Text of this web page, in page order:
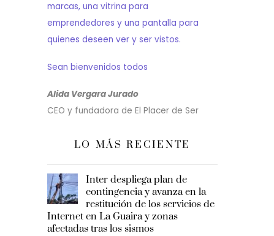
marcas, una vitrina para
emprendedores y una pantalla para
quienes deseen ver y ser vistos.
Sean bienvenidos todos
Alida Vergara Jurado
CEO y fundadora de El Placer de Ser
LO MÁS RECIENTE
Inter despliega plan de
contingencia y avanza en la
restitución de los servicios de
Internet en La Guaira y zonas
afectadas tras los sismos